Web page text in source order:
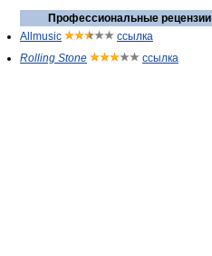
Профессиональные рецензии
Allmusic
ссылка
Rolling Stone
ссылка